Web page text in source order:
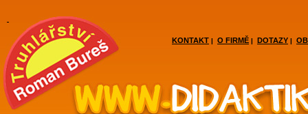
KONTAKT | O FIRMĚ | DOTAZY |